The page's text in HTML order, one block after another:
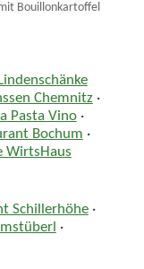
Bouillonkartoffel
Lindenschänke
Chemnitz·
Pasta Vino·
Bochum ·
WirtsHaus
Schillerhöhe·
·